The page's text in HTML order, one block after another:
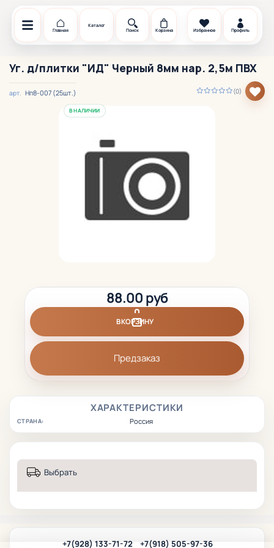
Главная
Каталог
Поиск
Корзина Избранное Профиль
Уг. д/плитки "ИД" Черный 8мм нар. 2,5м ПВХ
(0)
арт. Нп8-007 (25шт.)
В НАЛИЧИИ
ХАРАКТЕРИСТИКИ
СТРАНА: Россия
88.00 руб
В КОРЗИНУ
Предзаказ
Выбрать
+7(928) 133-71-72 +7(918) 505-97-36